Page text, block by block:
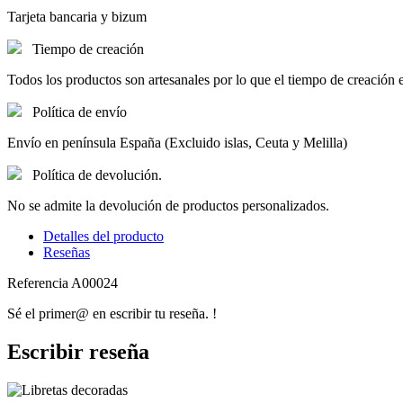
Tarjeta bancaria y bizum
Tiempo de creación
Todos los productos son artesanales por lo que el tiempo de creación
Política de envío
Envío en península España (Excluido islas, Ceuta y Melilla)
Política de devolución.
No se admite la devolución de productos personalizados.
Detalles del producto
Reseñas
Referencia A00024
Sé el primer@ en escribir tu reseña. !
Escribir reseña